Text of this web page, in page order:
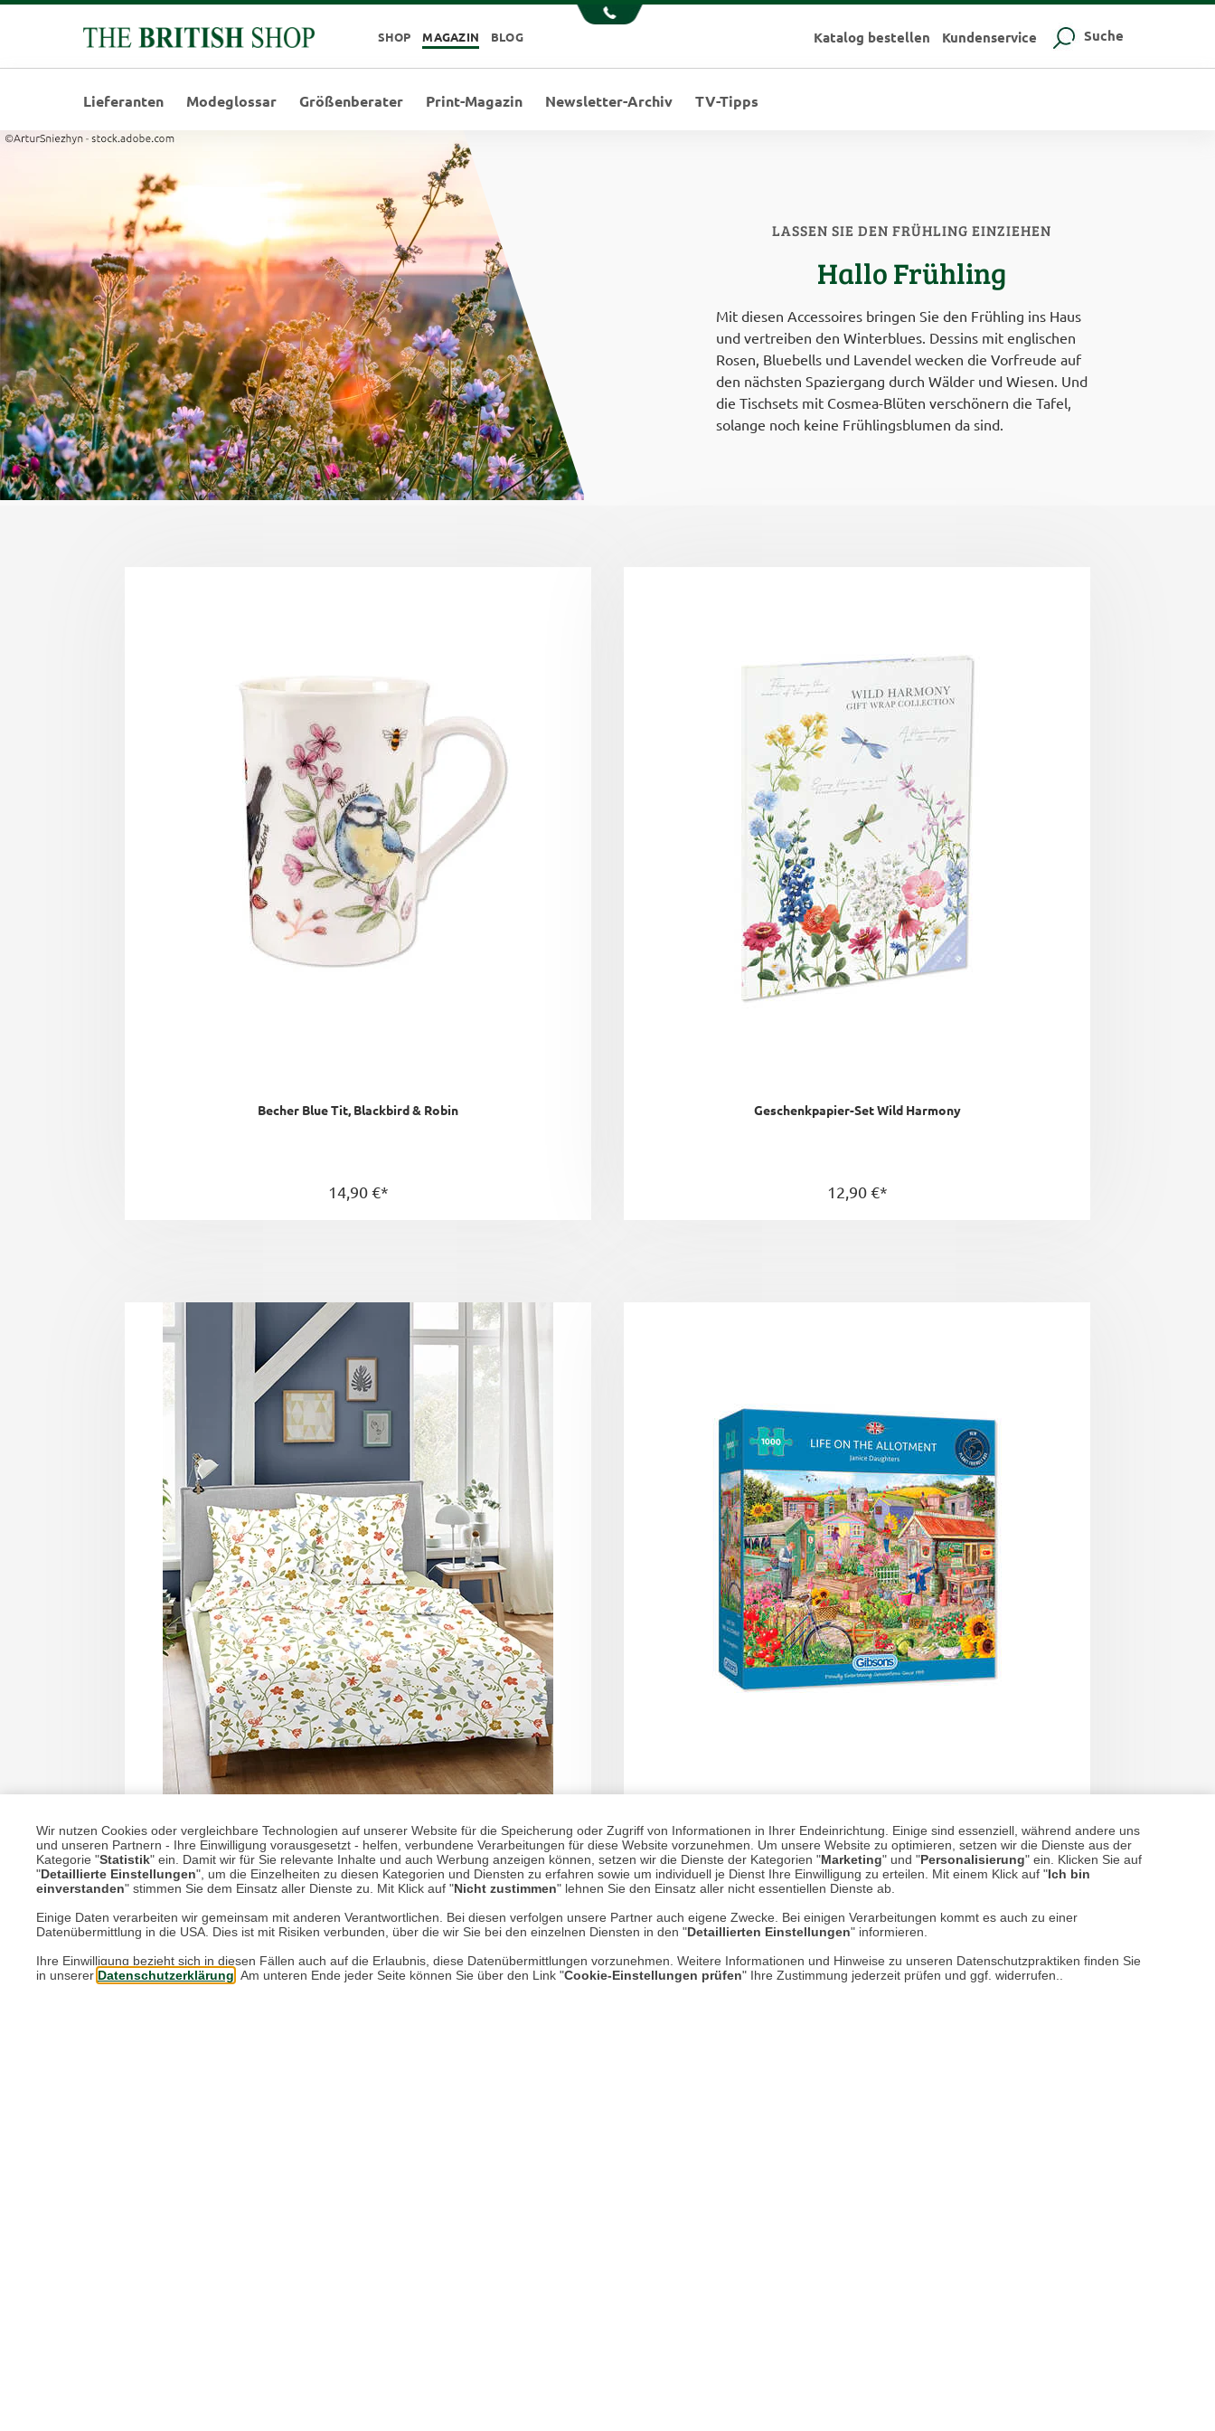
Wir nutzen Cookies oder vergleichbare Technologien auf unserer Website für die Speicherung oder Zugriff von Informationen in Ihrer Endeinrichtung. Einige sind essenziell, während andere uns
und unseren Partnern - Ihre Einwilligung vorausgesetzt - helfen, verbundene Verarbeitungen für diese Website vorzunehmen. Um unsere Website zu optimieren, setzen wir die Dienste aus der
Kategorie "Statistik" ein. Damit wir für Sie relevante Inhalte und auch Werbung anzeigen können, setzen wir die Dienste der Kategorien "Marketing" und "Personalisierung" ein. Klicken Sie auf
"Detaillierte Einstellungen", um die Einzelheiten zu diesen Kategorien und Diensten zu erfahren sowie um individuell je Dienst Ihre Einwilligung zu erteilen. Mit einem Klick auf "Ich bin
einverstanden" stimmen Sie dem Einsatz aller Dienste zu. Mit Klick auf "Nicht zustimmen" lehnen Sie den Einsatz aller nicht essentiellen Dienste ab.
Einige Daten verarbeiten wir gemeinsam mit anderen Verantwortlichen. Bei diesen verfolgen unsere Partner auch eigene Zwecke. Bei einigen Verarbeitungen kommt es auch zu einer
Datenübermittlung in die USA. Dies ist mit Risiken verbunden, über die wir Sie bei den einzelnen Diensten in den "Detaillierten Einstellungen" informieren.
Ihre Einwilligung bezieht sich in diesen Fällen auch auf die Erlaubnis, diese Datenübermittlungen vorzunehmen. Weitere Informationen und Hinweise zu unseren Datenschutzpraktiken finden Sie
in unserer Datenschutzerklärung . Am unteren Ende jeder Seite können Sie über den Link "Cookie-Einstellungen prüfen" Ihre Zustimmung jederzeit prüfen und ggf. widerrufen..
SHOP MAGAZIN BLOG Katalog bestellen Kundenservice Suche
Lieferanten Modeglossar Größenberater Print-Magazin Newsletter-Archiv TV-Tipps
LASSEN SIE DEN FRÜHLING EINZIEHEN
Hallo Frühling
Mit diesen Accessoires bringen Sie den Frühling ins Haus
und vertreiben den Winterblues. Dessins mit englischen
Rosen, Bluebells und Lavendel wecken die Vorfreude auf
den nächsten Spaziergang durch Wälder und Wiesen. Und
die Tischsets mit Cosmea-Blüten verschönern die Tafel,
solange noch keine Frühlingsblumen da sind.
Becher Blue Tit, Blackbird & Robin
14,90 €*
Geschenkpapier-Set Wild Harmony
12,90 €*
Bettwäsche Spring Garden
69,90 €*
Puzzle 'Life on the allotment' mit 1.000 Teilen
24,90 €*